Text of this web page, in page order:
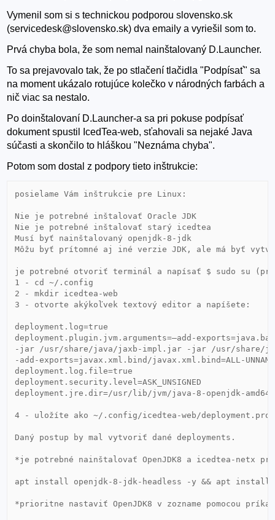
Vymenil som si s technickou podporou slovensko.sk
(servicedesk@slovensko.sk) dva emaily a vyriešil som to.
Prvá chyba bola, že som nemal nainštalovaný D.Launcher.
To sa prejavovalo tak, že po stlačení tlačidla "Podpísať" sa
na moment ukázalo rotujúce kolečko v národných farbách a
nič viac sa nestalo.
Po doinštalovaní D.Launcher-a sa pri pokuse podpísať
dokument spustil IcedTea-web, sťahovali sa nejaké Java
súčasti a skončilo to hláškou "Neznáma chyba".
Potom som dostal z podpory tieto inštrukcie:
posielame Vám inštrukcie pre Linux:
Nie je potrebné inštalovať Oracle JDK
Nie je potrebné inštalovať starý icedtea
Musí byť nainštalovaný openjdk-8-jdk
Môžu byť prítomné aj iné verzie JDK, ale má byť
je potrebné otvoriť terminál a napísať $ sudo su
1 - cd ~/.config
2 - mkdir icedtea-web
3 - otvorte akýkoľvek textový editor a napíšete:
deployment.log=true
deployment.plugin.jvm.arguments=–add-
-jar /usr/share/java/jaxb-impl.jar -jar /usr/share/java/
-add-exports=javax.xml.bind/javax.xml.bind=ALL-
deployment.log.file=true
deployment.security.level=ASK_UNSIGNED
deployment.jre.dir=/usr/lib/jvm/java-8-openjdk-amd64
4 - uložíte ako ~/.config/icedtea-web/
Daný postup by mal vytvoriť dané deployments.
*je potrebné nainštalovať OpenJDK8 a icedtea-netx
apt install openjdk-8-jdk-headless -y && apt
*prioritne nastaviť OpenJDK8 v zozname pomocou